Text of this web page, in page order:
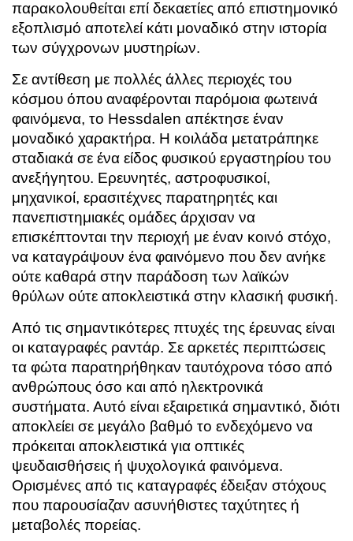
παρακολουθείται επί δεκαετίες από επιστημονικό
εξοπλισμό αποτελεί κάτι μοναδικό στην ιστορία
των σύγχρονων μυστηρίων.
Σε αντίθεση με πολλές άλλες περιοχές του
κόσμου όπου αναφέρονται παρόμοια φωτεινά
φαινόμενα, το Hessdalen απέκτησε έναν
μοναδικό χαρακτήρα. Η κοιλάδα μετατράπηκε
σταδιακά σε ένα είδος φυσικού εργαστηρίου του
ανεξήγητου. Ερευνητές, αστροφυσικοί,
μηχανικοί, ερασιτέχνες παρατηρητές και
πανεπιστημιακές ομάδες άρχισαν να
επισκέπτονται την περιοχή με έναν κοινό στόχο,
να καταγράψουν ένα φαινόμενο που δεν ανήκε
ούτε καθαρά στην παράδοση των λαϊκών
θρύλων ούτε αποκλειστικά στην κλασική φυσική.
Από τις σημαντικότερες πτυχές της έρευνας είναι
οι καταγραφές ραντάρ. Σε αρκετές περιπτώσεις
τα φώτα παρατηρήθηκαν ταυτόχρονα τόσο από
ανθρώπους όσο και από ηλεκτρονικά
συστήματα. Αυτό είναι εξαιρετικά σημαντικό, διότι
αποκλείει σε μεγάλο βαθμό το ενδεχόμενο να
πρόκειται αποκλειστικά για οπτικές
ψευδαισθήσεις ή ψυχολογικά φαινόμενα.
Ορισμένες από τις καταγραφές έδειξαν στόχους
που παρουσίαζαν ασυνήθιστες ταχύτητες ή
μεταβολές πορείας.